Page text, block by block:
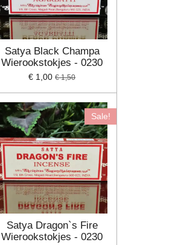
Satya Black Champa
Wierookstokjes - 0230
€ 1,00 € 1,50
Sale!
Satya Dragon`s Fire
Wierookstokjes - 0230